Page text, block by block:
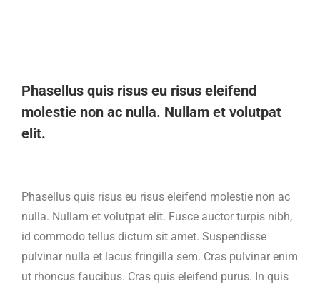
Phasellus quis risus eu risus eleifend
molestie non ac nulla. Nullam et volutpat
elit.
Phasellus quis risus eu risus eleifend molestie non ac
nulla. Nullam et volutpat elit. Fusce auctor turpis nibh,
id commodo tellus dictum sit amet. Suspendisse
pulvinar nulla et lacus fringilla sem. Cras pulvinar enim
ut rhoncus faucibus. Cras quis eleifend purus. In quis